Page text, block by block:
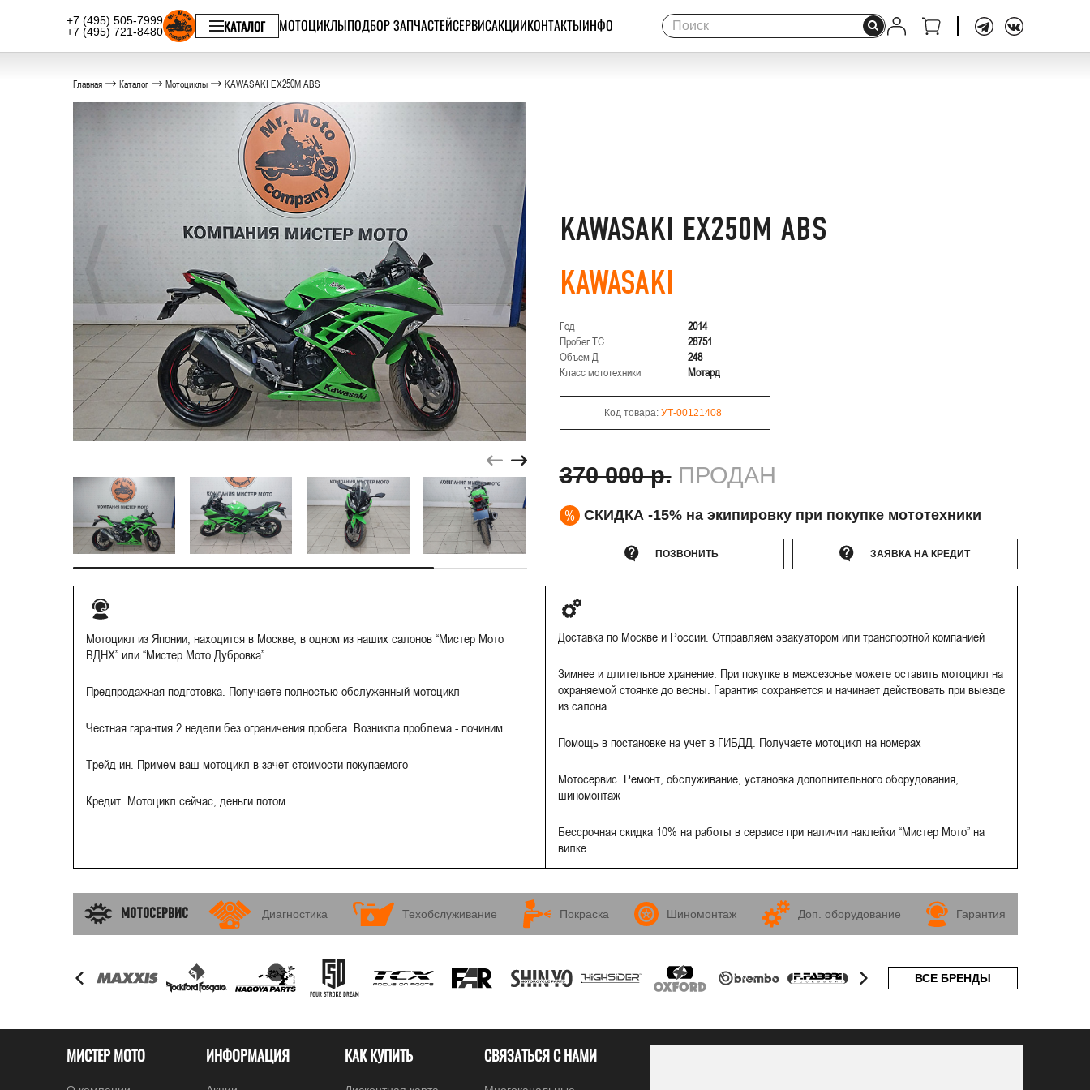
+7 (495) 505-7999
+7 (495) 721-8480
КАТАЛОГ МОТОЦИКЛЫПОДБОР ЗАПЧАСТЕЙСЕРВИСАКЦИИКОНТАКТЫИНФО
Главная Каталог Мотоциклы KAWASAKI EX250M ABS
KAWASAKI EX250M ABS
KAWASAKI
Год
2014
Пробег ТС
28751
Объем Д
248
Класс мототехники
Мотард
Код товара: УТ-00121408
370 000 р. ПРОДАН
% СКИДКА -15% на экипировку при покупке мототехники
ПОЗВОНИТЬ ЗАЯВКА НА КРЕДИТ
Мотоцикл из Японии, находится в Москве, в одном из наших салонов “Мистер Мото
ВДНХ” или “Мистер Мото Дубровка”
Предпродажная подготовка. Получаете полностью обслуженный мотоцикл
Честная гарантия 2 недели без ограничения пробега. Возникла проблема - починим
Трейд-ин. Примем ваш мотоцикл в зачет стоимости покупаемого
Кредит. Мотоцикл сейчас, деньги потом
Доставка по Москве и России. Отправляем эвакуатором или транспортной компанией
Зимнее и длительное хранение. При покупке в межсезонье можете оставить мотоцикл на
охраняемой стоянке до весны. Гарантия сохраняется и начинает действовать при выезде
из салона
Помощь в постановке на учет в ГИБДД. Получаете мотоцикл на номерах
Мотосервис. Ремонт, обслуживание, установка дополнительного оборудования,
шиномонтаж
Бессрочная скидка 10% на работы в сервисе при наличии наклейки “Мистер Мото” на
вилке
МОТОСЕРВИС Диагностика Техобслуживание Покраска Шиномонтаж Доп. оборудование Гарантия
ВСЕ БРЕНДЫ
МИСТЕР МОТО ИНФОРМАЦИЯ КАК КУПИТЬ СВЯЗАТЬСЯ С НАМИ